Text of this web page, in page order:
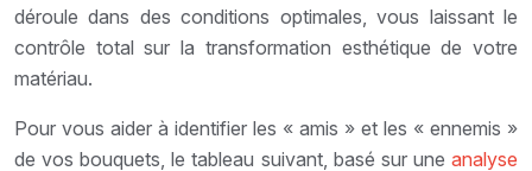
déroule dans des conditions optimales, vous laissant le
contrôle total sur la transformation esthétique de votre
matériau.
Pour vous aider à identifier les « amis » et les « ennemis »
de vos bouquets, le tableau suivant, basé sur une analyse